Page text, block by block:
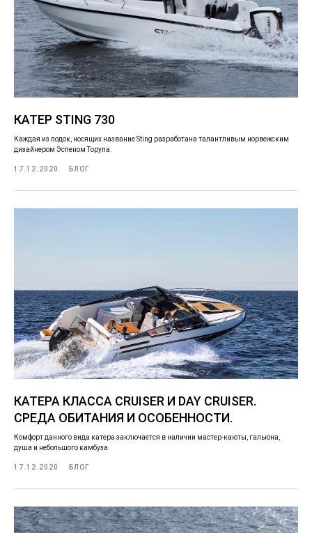
КАТЕР STING 730
Каждая из лодок, носящих название Sting разработана талантливым норвежским
дизайнером Эспеном Торупа.
17.12.2020 БЛОГ
КАТЕРА КЛАССА CRUISER И DAY CRUISER.
СРЕДА ОБИТАНИЯ И ОСОБЕННОСТИ.
Комфорт данного вида катера заключается в наличии мастер-каюты, гальюна,
душа и небольшого камбуза.
17.12.2020 БЛОГ